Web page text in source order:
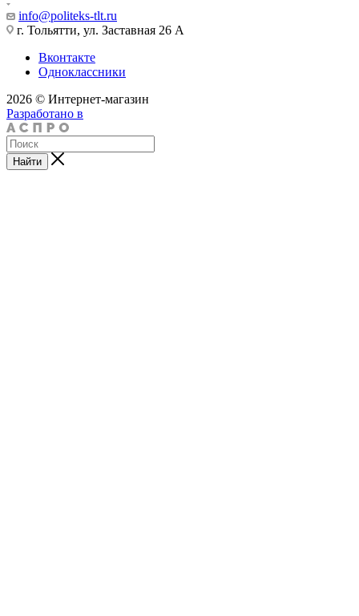
info@politeks-tlt.ru
г. Тольятти, ул. Заставная 26 А
Вконтакте
Одноклассники
2026 © Интернет-магазин
Разработано в
Найти